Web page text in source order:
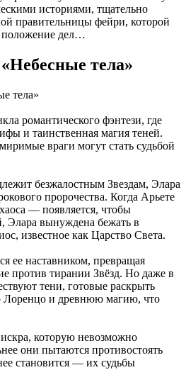
историями, тщательно
правительницы фейри, которой
положение дел…
тела»
романтического фэнтези, где
и таинственная магия теней.
враги могут стать судьбой
безжалостным Звездам, Элара
пророчества. Когда Арьете
— появляется, чтобы
Элара вынуждена бежать в
известное как Царство Света.
ее наставником, превращая
против тирании Звёзд. Но даже в
тени, готовые раскрыть
Лоренцо и древнюю магию, что
которую невозможно
они пытаются противостоять
становится — их судьбы